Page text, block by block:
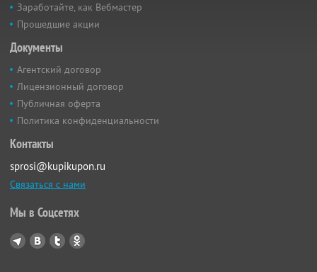
Заработайте, как Вебмастер
Прошедшие акции
Документы
Агентский договор
Лицензионный договор
Публичная оферта
Политика конфиденциальности
Контакты
sprosi@kupikupon.ru
Связаться с нами
Мы в Соцсетях